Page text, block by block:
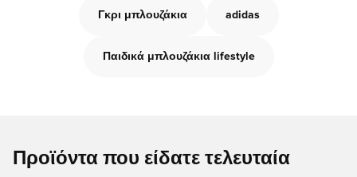
Γκρι μπλουζάκια adidas
Παιδικά μπλουζάκια lifestyle
Προϊόντα που είδατε τελευταία